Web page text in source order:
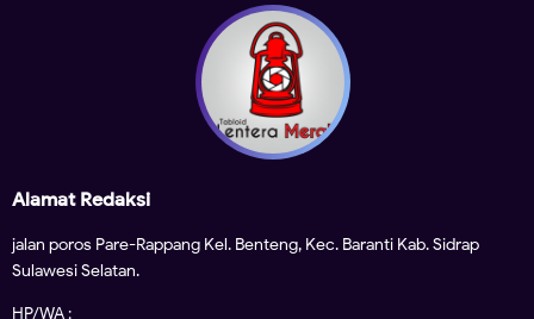
Alamat Redaksi
jalan poros Pare-Rappang Kel. Benteng, Kec. Baranti Kab. Sidrap
Sulawesi Selatan.
HP/WA :